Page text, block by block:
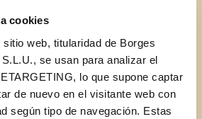
cookies
web, titularidad de Borges
se usan para analizar el
lo que supone captar
de nuevo en el visitante web con
según tipo de navegación. Estas